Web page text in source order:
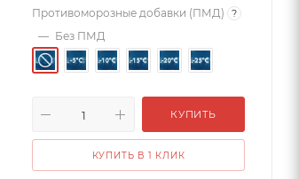
Противоморозные добавки (ПМД) ?
— Без ПМД
КУПИТЬ
КУПИТЬ В 1 КЛИК